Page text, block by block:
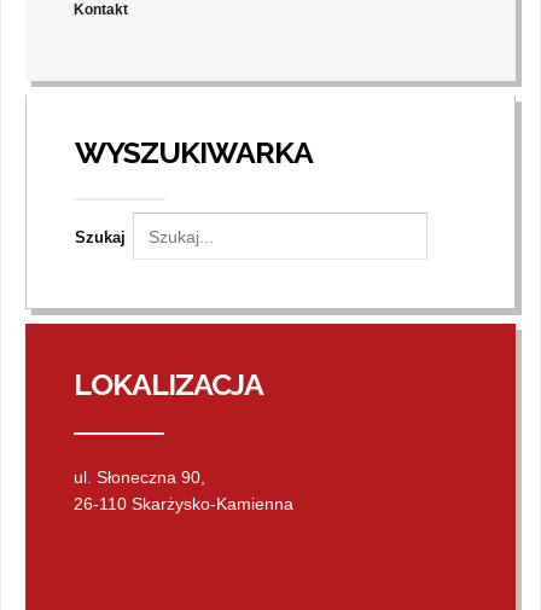
Kontakt
WYSZUKIWARKA
Szukaj
LOKALIZACJA
ul. Słoneczna 90,
26-110 Skarżysko-Kamienna